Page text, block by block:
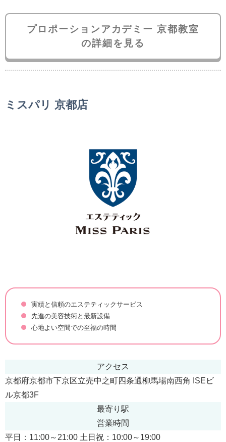
プロポーションアカデミー 京都教室
の詳細を見る
ミスパリ 京都店
実績と信頼のエステティックサービス
先進の美容技術と最新設備
心地よい空間での至福の時間
アクセス
京都府京都市下京区立売中之町四条通柳馬場南西角 ISEビ
ル京都3F
最寄り駅
営業時間
平日：11:00～21:00 土日祝：10:00～19:00